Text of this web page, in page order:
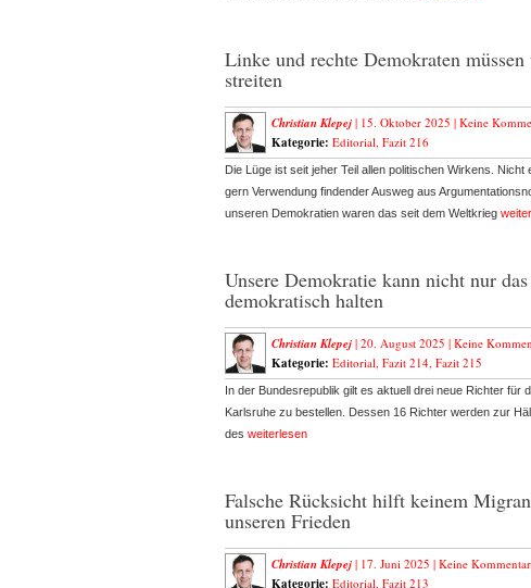
Linke und rechte Demokraten
streiten
Christian Klepej | 15. Oktober 2025 | Keine
Kategorie: Editorial, Fazit 216
Die Lüge ist seit jeher Teil allen politischen Wirkens.
gern Verwendung findender Ausweg aus
unseren Demokratien waren das seit dem Weltkrieg
Unsere Demokratie kann nicht nur
demokratisch halten
Christian Klepej | 20. August 2025 | Keine
Kategorie: Editorial, Fazit 214, Fazit 215
In der Bundesrepublik gilt es aktuell drei neue Richter für
Karlsruhe zu bestellen. Dessen 16 Richter werden zur
des weiterlesen
Falsche Rücksicht hilft keinem
unseren Frieden
Christian Klepej | 17. Juni 2025 | Keine
Kategorie: Editorial, Fazit 213